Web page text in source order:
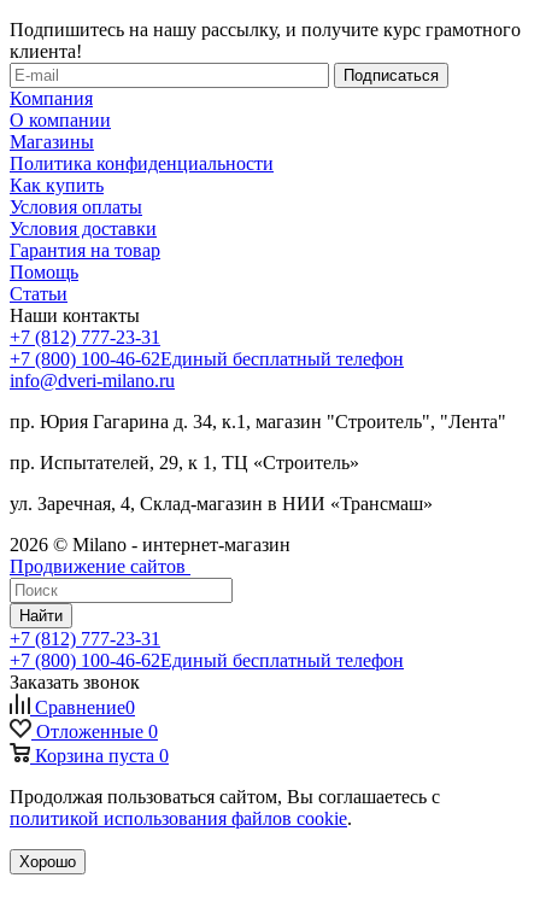
Подпишитесь на нашу рассылку, и получите курс грамотного
клиента!
Компания
О компании
Магазины
Политика конфиденциальности
Как купить
Условия оплаты
Условия доставки
Гарантия на товар
Помощь
Статьи
Наши контакты
+7 (812) 777-23-31
+7 (800) 100-46-62Единый бесплатный телефон
info@dveri-milano.ru
пр. Юрия Гагарина д. 34, к.1, магазин "Строитель", "Лента"
пр. Испытателей, 29, к 1, ТЦ «Строитель»
ул. Заречная, 4, Склад-магазин в НИИ «Трансмаш»
2026 © Milano - интернет-магазин
Продвижение сайтов
Найти
+7 (812) 777-23-31
+7 (800) 100-46-62Единый бесплатный телефон
Заказать звонок
Сравнение0
Отложенные 0
Корзина пуста 0
Продолжая пользоваться сайтом, Вы соглашаетесь с
политикой использования файлов cookie.
Хорошо